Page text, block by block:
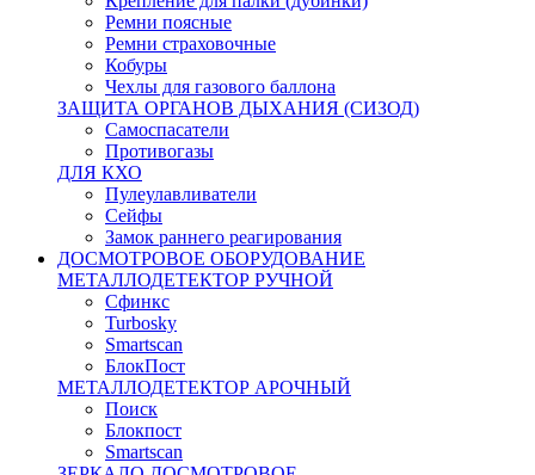
Ремни поясные
Ремни страховочные
Кобуры
Чехлы для газового баллона
ЗАЩИТА ОРГАНОВ ДЫХАНИЯ (СИЗОД)
Самоспасатели
Противогазы
ДЛЯ КХО
Пулеулавливатели
Сейфы
Замок раннего реагирования
ДОСМОТРОВОЕ ОБОРУДОВАНИЕ
МЕТАЛЛОДЕТЕКТОР РУЧНОЙ
Сфинкс
Turbosky
Smartscan
БлокПост
МЕТАЛЛОДЕТЕКТОР АРОЧНЫЙ
Поиск
Блокпост
Smartscan